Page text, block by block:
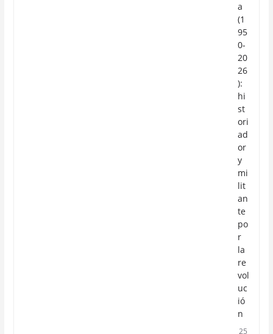
a
(1
95
0-
20
26
):
hi
st
ori
ad
or
y
mi
lit
an
te
po
r
la
re
vol
uc
ió
n
25